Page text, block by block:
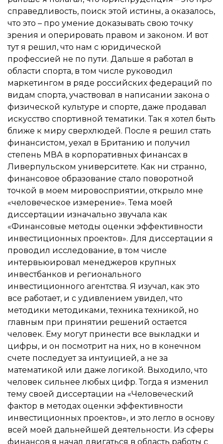
справедливость, поиск этой истины, а оказалось,
что это – про умение доказывать свою точку
зрения и оперировать правом и законом. И вот
тут я решил, что нам с юридической
профессией не по пути. Дальше я работал в
области спорта, в том числе руководил
маркетингом в ряде российских федераций по
видам спорта, участвовал в написании закона о
физической культуре и спорте, даже продавал
искусство спортивной тематики. Так я хотел быть
ближе к миру сверхлюдей. После я решил стать
финансистом, уехал в Британию и получил
степень МВА в корпоративных финансах в
Ливерпульском университете. Как ни странно,
финансовое образование стало поворотной
точкой в моем мировосприятии, открыло мне
«человеческое измерение». Тема моей
диссертации изначально звучала как
«Финансовые методы оценки эффективности
инвестиционных проектов». Для диссертации я
проводил исследование, в том числе
интервьюировал менеджеров крупных
инвестбанков и регионального
инвестиционного агентства. Я изучал, как это
все работает, и с удивлением увидел, что
методики методиками, техника техникой, но
главным при принятии решений остается
человек. Ему могут принести все выкладки и
цифры, и он посмотрит на них, но в конечном
счете последует за интуицией, а не за
математикой или даже логикой. Выходило, что
человек сильнее любых цифр. Тогда я изменил
тему своей диссертации на «Человеческий
фактор в методах оценки эффективности
инвестиционных проектов», и это легло в основу
всей моей дальнейшей деятельности. Из сферы
финансов я начал двигаться в область работы с